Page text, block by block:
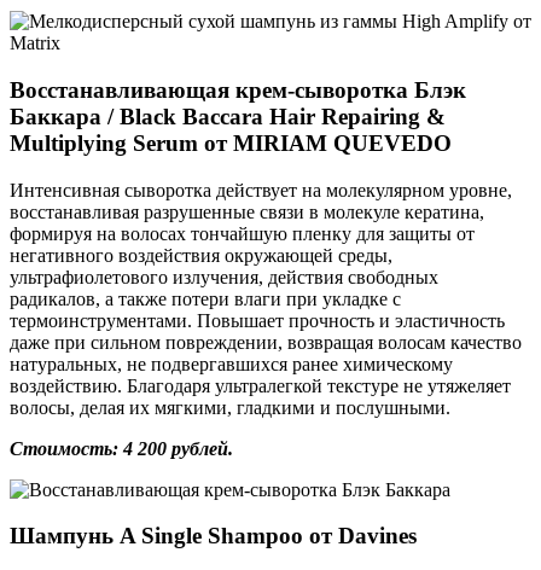
Восстанавливающая крем-сыворотка Блэк
Баккара / Black Baccara Hair Repairing &
Multiplying Serum от MIRIAM QUEVEDO
Интенсивная сыворотка действует на молекулярном уровне,
восстанавливая разрушенные связи в молекуле кератина,
формируя на волосах тончайшую пленку для защиты от
негативного воздействия окружающей среды,
ультрафиолетового излучения, действия свободных
радикалов, а также потери влаги при укладке с
термоинструментами. Повышает прочность и эластичность
даже при сильном повреждении, возвращая волосам качество
натуральных, не подвергавшихся ранее химическому
воздействию. Благодаря ультралегкой текстуре не утяжеляет
волосы, делая их мягкими, гладкими и послушными.
Стоимость: 4 200 рублей.
Шампунь A Single Shampoo от Davines